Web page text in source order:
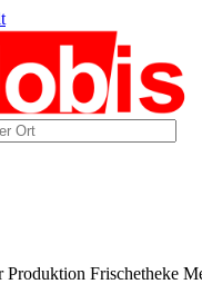
Produktion Frischetheke